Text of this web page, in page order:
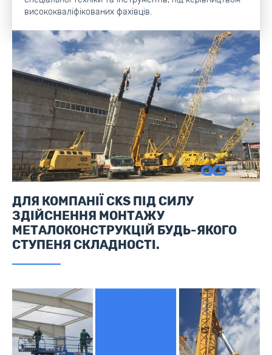
висококваліфікованих фахівців.
ДЛЯ КОМПАНІЇ CKS ПІД СИЛУ
ЗДІЙСНЕННЯ МОНТАЖУ
МЕТАЛОКОНСТРУКЦІЙ БУДЬ-ЯКОГО
СТУПЕНЯ СКЛАДНОСТІ.